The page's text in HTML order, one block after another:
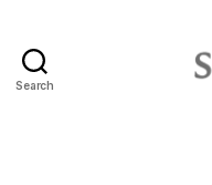
Search